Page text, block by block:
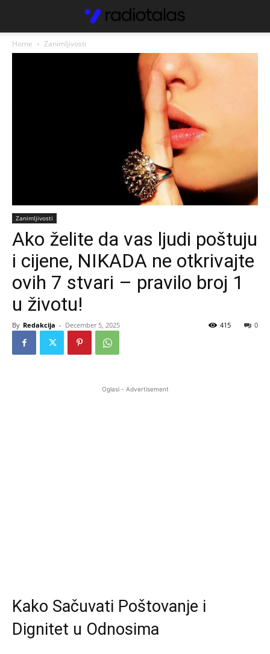
Home Zanimljivosti
Zanimljivosti
Ako želite da vas ljudi poštuju
i cijene, NIKADA ne otkrivajte
ovih 7 stvari – pravilo broj 1
u životu!
By Redakcija - December 5, 2025 0
415
Oglasi - Advertisement
Kako Sačuvati Poštovanje i
Dignitet u Odnosima